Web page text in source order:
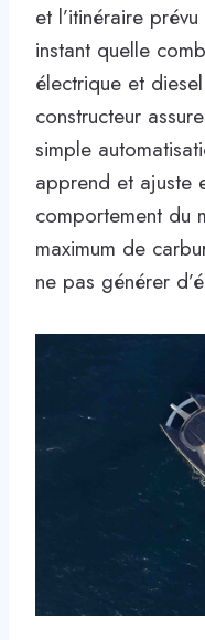
et l’itinéraire
instant quelle
électrique et
constructeur
simple
apprend et ajuste
comportement du
maximum de
ne pas générer